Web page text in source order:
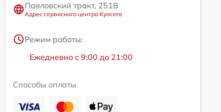
Павловский тракт, 251В
Адрес сервисного центра Kyocera
Режим работы:
Ежедневно с 9:00 до 21:00
Способы оплаты